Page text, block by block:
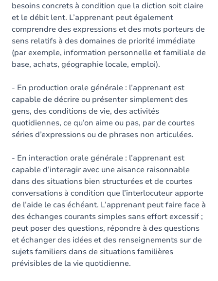
besoins concrets à condition que la diction soit claire
et le débit lent. L’apprenant peut également
comprendre des expressions et des mots porteurs de
sens relatifs à des domaines de priorité immédiate
(par exemple, information personnelle et familiale de
base, achats, géographie locale, emploi).
- En production orale générale : l’apprenant est
capable de décrire ou présenter simplement des
gens, des conditions de vie, des activités
quotidiennes, ce qu’on aime ou pas, par de courtes
séries d’expressions ou de phrases non articulées.
- En interaction orale générale : l’apprenant est
capable d’interagir avec une aisance raisonnable
dans des situations bien structurées et de courtes
conversations à condition que l’interlocuteur apporte
de l’aide le cas échéant. L’apprenant peut faire face à
des échanges courants simples sans effort excessif ;
peut poser des questions, répondre à des questions
et échanger des idées et des renseignements sur de
sujets familiers dans de situations familières
prévisibles de la vie quotidienne.